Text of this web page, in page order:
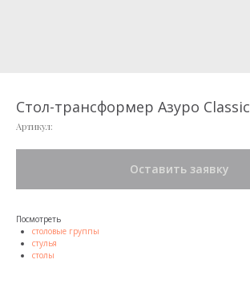
Стол-трансформер Азуро Classic
Артикул:
Оставить заявку
Посмотреть
столовые группы
стулья
столы